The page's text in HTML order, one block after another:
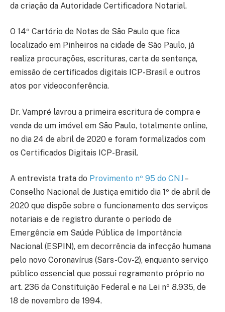
da criação da Autoridade Certificadora Notarial.
O 14º Cartório de Notas de São Paulo que fica
localizado em Pinheiros na cidade de São Paulo, já
realiza procurações, escrituras, carta de sentença,
emissão de certificados digitais ICP-Brasil e outros
atos por videoconferência.
Dr. Vampré lavrou a primeira escritura de compra e
venda de um imóvel em São Paulo, totalmente online,
no dia 24 de abril de 2020 e foram formalizados com
os Certificados Digitais ICP-Brasil.
A entrevista trata do Provimento nº 95 do CNJ–
Conselho Nacional de Justiça emitido dia 1º de abril de
2020 que dispõe sobre o funcionamento dos serviços
notariais e de registro durante o período de
Emergência em Saúde Pública de Importância
Nacional (ESPIN), em decorrência da infecção humana
pelo novo Coronavírus (Sars-Cov-2), enquanto serviço
público essencial que possui regramento próprio no
art. 236 da Constituição Federal e na Lei nº 8.935, de
18 de novembro de 1994.